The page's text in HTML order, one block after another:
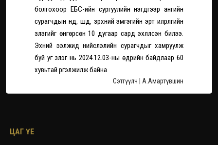
болгохоор ЕБС-ийн сургуулийн нэгдүгээр ангийн
сурагчдын нүд, шүд, зүрхний эмгэгийн эрт илрүүлгийн
үзлэгийг өнгөрсөн 10 дугаар сард эхлүүлсэн билээ.
Эхний ээлжид нийслэлийн сурагчдыг хамруулж
буй уг үзлэг нь 2024.12.03-ны өдрийн байдлаар 60
хувьтай үргэлжилж байна.
Сэтгүүлч | А.Амартүвшин
ЦАГ ҮЕ